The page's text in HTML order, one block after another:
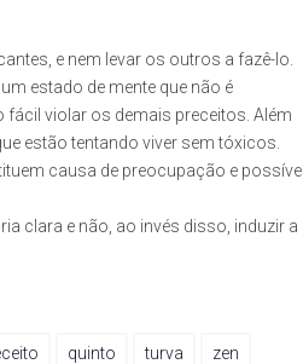
e nem levar os outros a fazê-lo.
estado de mente que não é
fácil violar os demais preceitos. Além
estão tentando viver sem tóxicos.
causa de preocupação e possível
clara e não, ao invés disso, induzir a
quinto turva zen